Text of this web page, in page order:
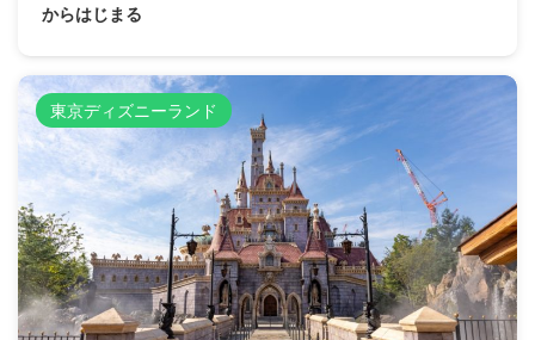
からはじまる
東京ディズニーランド